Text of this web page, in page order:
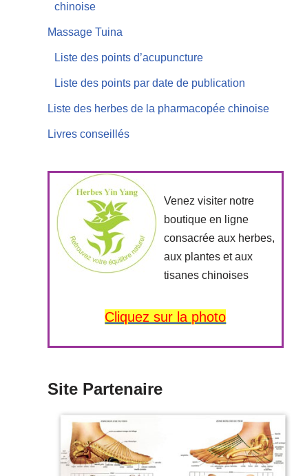
chinoise
Massage Tuina
Liste des points d’acupuncture
Liste des points par date de publication
Liste des herbes de la pharmacopée chinoise
Livres conseillés
Venez visiter notre
boutique en ligne
consacrée aux herbes,
aux plantes et aux
tisanes chinoises
Cliquez sur la photo
Site Partenaire